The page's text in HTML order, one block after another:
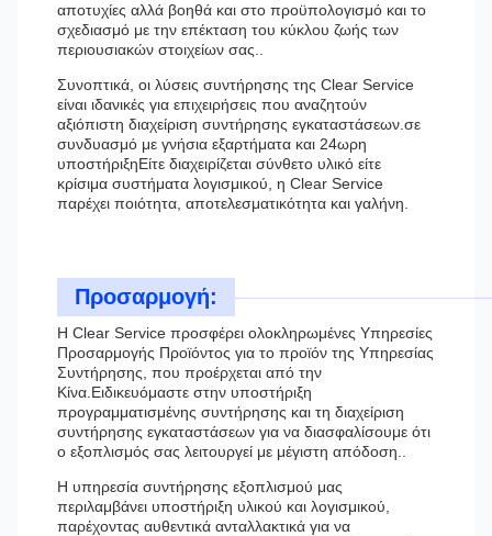
αποτυχίες αλλά βοηθά και στο προϋπολογισμό και το
σχεδιασμό με την επέκταση του κύκλου ζωής των
περιουσιακών στοιχείων σας..
Συνοπτικά, οι λύσεις συντήρησης της Clear Service
είναι ιδανικές για επιχειρήσεις που αναζητούν
αξιόπιστη διαχείριση συντήρησης εγκαταστάσεων.σε
συνδυασμό με γνήσια εξαρτήματα και 24ωρη
υποστήριξηΕίτε διαχειρίζεται σύνθετο υλικό είτε
κρίσιμα συστήματα λογισμικού, η Clear Service
παρέχει ποιότητα, αποτελεσματικότητα και γαλήνη.
Προσαρμογή:
Η Clear Service προσφέρει ολοκληρωμένες Υπηρεσίες
Προσαρμογής Προϊόντος για το προϊόν της Υπηρεσίας
Συντήρησης, που προέρχεται από την
Κίνα.Ειδικευόμαστε στην υποστήριξη
προγραμματισμένης συντήρησης και τη διαχείριση
συντήρησης εγκαταστάσεων για να διασφαλίσουμε ότι
ο εξοπλισμός σας λειτουργεί με μέγιστη απόδοση..
Η υπηρεσία συντήρησης εξοπλισμού μας
περιλαμβάνει υποστήριξη υλικού και λογισμικού,
παρέχοντας αυθεντικά ανταλλακτικά για να